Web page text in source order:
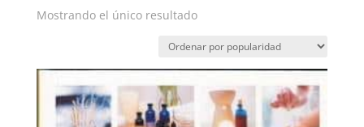
Mostrando el único resultado